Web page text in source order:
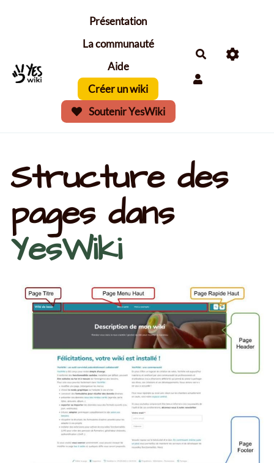
Aller au contenu principal
Présentation
La communauté
Aide
Créer un wiki
Soutenir YesWiki
Structure des
pages dans
YesWiki